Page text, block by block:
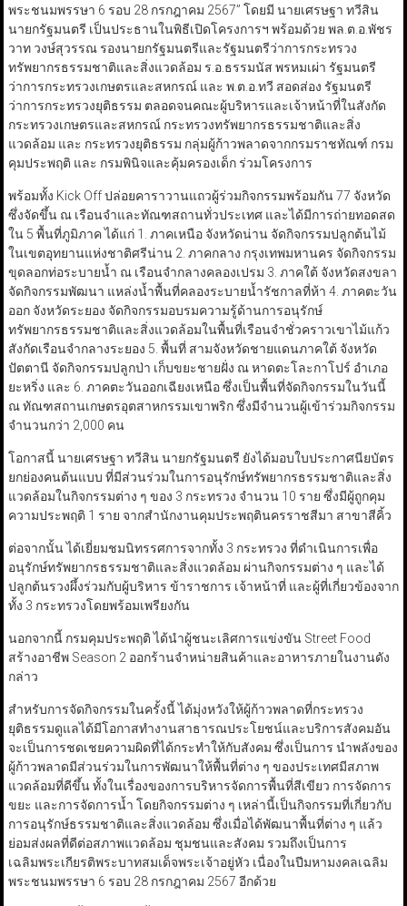
พระชนมพรรษา 6 รอบ 28 กรกฎาคม 2567” โดยมี นายเศรษฐา ทวีสิน
นายกรัฐมนตรี เป็นประธานในพิธีเปิดโครงการฯ พร้อมด้วย พล.ต.อ.พัชร
วาท วงษ์สุวรรณ รองนายกรัฐมนตรีและรัฐมนตรีว่าการกระทรวง
ทรัพยากรธรรมชาติและสิ่งแวดล้อม ร.อ.ธรรมนัส พรหมเผ่า รัฐมนตรี
ว่าการกระทรวงเกษตรและสหกรณ์ และ พ.ต.อ.ทวี สอดส่อง รัฐมนตรี
ว่าการกระทรวงยุติธรรม ตลอดจนคณะผู้บริหารและเจ้าหน้าที่ในสังกัด
กระทรวงเกษตรและสหกรณ์ กระทรวงทรัพยากรธรรมชาติและสิ่ง
แวดล้อม และ กระทรวงยุติธรรม กลุ่มผู้ก้าวพลาดจากกรมราชทัณฑ์ กรม
คุมประพฤติ และ กรมพินิจและคุ้มครองเด็ก ร่วมโครงการ
พร้อมทั้ง Kick Off ปล่อยคาราวานแถวผู้ร่วมกิจกรรมพร้อมกัน 77 จังหวัด
ซึ่งจัดขึ้น ณ เรือนจำและทัณฑสถานทั่วประเทศ และได้มีการถ่ายทอดสด
ใน 5 พื้นที่ภูมิภาค ได้แก่ 1. ภาคเหนือ จังหวัดน่าน จัดกิจกรรมปลูกต้นไม้
ในเขตอุทยานแห่งชาติศรีน่าน 2. ภาคกลาง กรุงเทพมหานคร จัดกิจกรรม
ขุดลอกท่อระบายน้ำ ณ เรือนจำกลางคลองเปรม 3. ภาคใต้ จังหวัดสงขลา
จัดกิจกรรมพัฒนา แหล่งน้ำพื้นที่คลองระบายน้ำรัชกาลที่ห้า 4. ภาคตะวัน
ออก จังหวัดระยอง จัดกิจกรรมอบรมความรู้ด้านการอนุรักษ์
ทรัพยากรธรรมชาติและสิ่งแวดล้อมในพื้นที่เรือนจำชั่วคราวเขาไม้แก้ว
สังกัดเรือนจำกลางระยอง 5. พื้นที่ สามจังหวัดชายแดนภาคใต้ จังหวัด
ปัตตานี จัดกิจกรรมปลูกป่า เก็บขยะชายฝั่ง ณ หาดตะโละกาโปร์ อำเภอ
ยะหริ่ง และ 6. ภาคตะวันออกเฉียงเหนือ ซึ่งเป็นพื้นที่จัดกิจกรรมในวันนี้
ณ ทัณฑสถานเกษตรอุตสาหกรรมเขาพริก ซึ่งมีจำนวนผู้เข้าร่วมกิจกรรม
จำนวนกว่า 2,000 คน
โอกาสนี้ นายเศรษฐา ทวีสิน นายกรัฐมนตรี ยังได้มอบใบประกาศนียบัตร
ยกย่องคนต้นแบบ ที่มีส่วนร่วมในการอนุรักษ์ทรัพยากรธรรมชาติและสิ่ง
แวดล้อมในกิจกรรมต่าง ๆ ของ 3 กระทรวง จำนวน 10 ราย ซึ่งมีผู้ถูกคุม
ความประพฤติ 1 ราย จากสำนักงานคุมประพฤตินครราชสีมา สาขาสีคิ้ว
ต่อจากนั้น ได้เยี่ยมชมนิทรรศการจากทั้ง 3 กระทรวง ที่ดำเนินการเพื่อ
อนุรักษ์ทรัพยากรธรรมชาติและสิ่งแวดล้อม ผ่านกิจกรรมต่าง ๆ และได้
ปลูกต้นรวงผึ้งร่วมกับผู้บริหาร ข้าราชการ เจ้าหน้าที่ และผู้ที่เกี่ยวข้องจาก
ทั้ง 3 กระทรวงโดยพร้อมเพรียงกัน
นอกจากนี้ กรมคุมประพฤติ ได้นำผู้ชนะเลิศการแข่งขัน Street Food
สร้างอาชีพ Season 2 ออกร้านจำหน่ายสินค้าและอาหารภายในงานดัง
กล่าว
สำหรับการจัดกิจกรรมในครั้งนี้ ได้มุ่งหวังให้ผู้ก้าวพลาดที่กระทรวง
ยุติธรรมดูแลได้มีโอกาสทำงานสาธารณประโยชน์และบริการสังคมอัน
จะเป็นการชดเชยความผิดที่ได้กระทำให้กับสังคม ซึ่งเป็นการ นำพลังของ
ผู้ก้าวพลาดมีส่วนร่วมในการพัฒนาให้พื้นที่ต่าง ๆ ของประเทศมีสภาพ
แวดล้อมที่ดีขึ้น ทั้งในเรื่องของการบริหารจัดการพื้นที่สีเขียว การจัดการ
ขยะ และการจัดการน้ำ โดยกิจกรรมต่าง ๆ เหล่านี้เป็นกิจกรรมที่เกี่ยวกับ
การอนุรักษ์ธรรมชาติและสิ่งแวดล้อม ซึ่งเมื่อได้พัฒนาพื้นที่ต่าง ๆ แล้ว
ย่อมส่งผลที่ดีต่อสภาพแวดล้อม ชุมชนและสังคม รวมถึงเป็นการ
เฉลิมพระเกียรติพระบาทสมเด็จพระเจ้าอยู่หัว เนื่องในปีมหามงคลเฉลิม
พระชนมพรรษา 6 รอบ 28 กรกฎาคม 2567 อีกด้วย